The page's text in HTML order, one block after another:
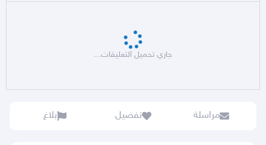
جاري تحميل التعليقات...
مراسلة تفضيل بلاغ